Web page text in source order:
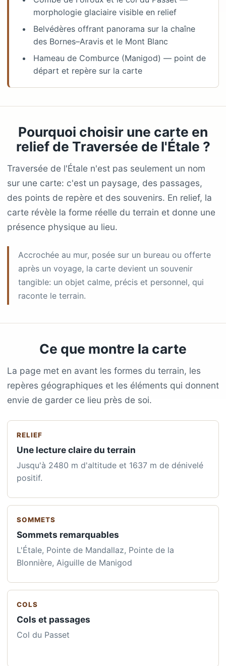
morphologie glaciaire visible en relief
Belvédères offrant panorama sur la chaîne
des Bornes–Aravis et le Mont Blanc
Hameau de Comburce (Manigod) — point de
départ et repère sur la carte
Pourquoi choisir une carte en
relief de Traversée de l'Étale ?
Traversée de l'Étale n'est pas seulement un nom
sur une carte: c'est un paysage, des passages,
des points de repère et des souvenirs. En relief, la
carte révèle la forme réelle du terrain et donne une
présence physique au lieu.
Accrochée au mur, posée sur un bureau ou offerte
après un voyage, la carte devient un souvenir
tangible: un objet calme, précis et personnel, qui
raconte le terrain.
Ce que montre la carte
La page met en avant les formes du terrain, les
repères géographiques et les éléments qui donnent
envie de garder ce lieu près de soi.
RELIEF
Une lecture claire du terrain
Jusqu'à 2480 m d'altitude et 1637 m de dénivelé
positif.
SOMMETS
Sommets remarquables
L'Étale, Pointe de Mandallaz, Pointe de la
Blonnière, Aiguille de Manigod
COLS
Cols et passages
Col du Passet